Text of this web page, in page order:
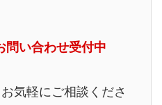
問い合わせ受付中
気軽にご相談くださ